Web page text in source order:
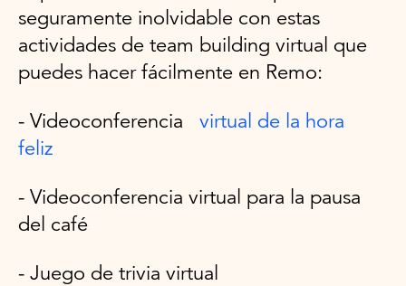
seguramente inolvidable con estas
actividades de team building virtual que
puedes hacer fácilmente en Remo:
- Videoconferencia
virtual de la hora
feliz
- Videoconferencia virtual para la pausa
del café
- Juego de trivia virtual